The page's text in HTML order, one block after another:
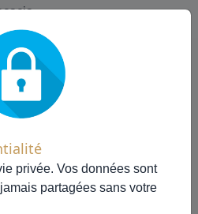
privée. Vos données sont
partagées sans votre
tiédir, sucrer, ajouter les
au frais. Un thé glacé